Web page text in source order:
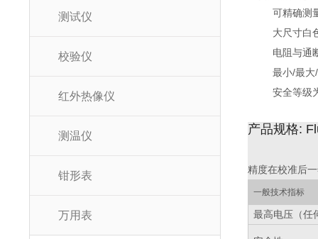
测试仪
校验仪
红外热像仪
测温仪
钳形表
万用表
可精确测
大尺寸白
电阻与通
最小/最大
安全等级
产品规格:
精度在校准后
一般技术指标
最高电压（任